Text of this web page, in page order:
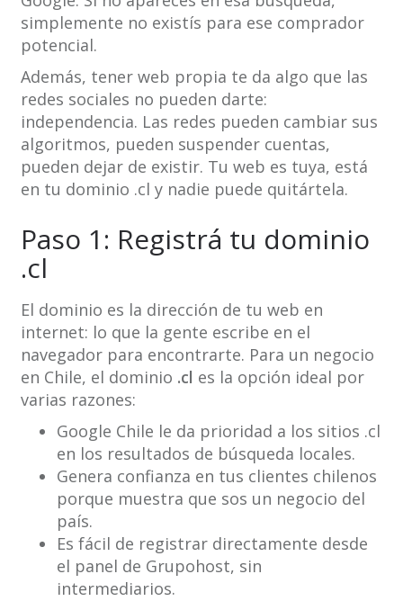
simplemente no existís para ese comprador
potencial.
Además, tener web propia te da algo que las
redes sociales no pueden darte:
independencia. Las redes pueden cambiar sus
algoritmos, pueden suspender cuentas,
pueden dejar de existir. Tu web es tuya, está
en tu dominio .cl y nadie puede quitártela.
Paso 1: Registrá tu dominio
.cl
El dominio es la dirección de tu web en
internet: lo que la gente escribe en el
navegador para encontrarte. Para un negocio
en Chile, el dominio .cl es la opción ideal por
varias razones:
Google Chile le da prioridad a los sitios .cl
en los resultados de búsqueda locales.
Genera confianza en tus clientes chilenos
porque muestra que sos un negocio del
país.
Es fácil de registrar directamente desde
el panel de Grupohost, sin
intermediarios.